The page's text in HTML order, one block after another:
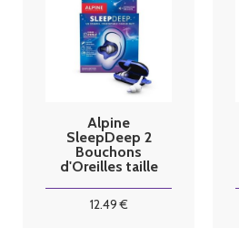
Alpine
SleepDeep 2
Bouchons
d'Oreilles taille
12.49€